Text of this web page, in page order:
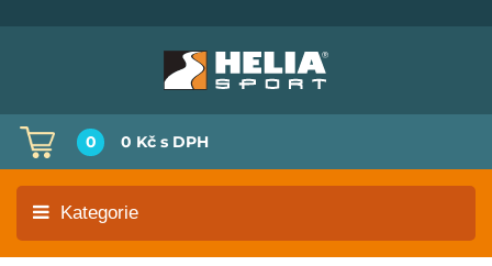
0 0 Kč s DPH
Kategorie